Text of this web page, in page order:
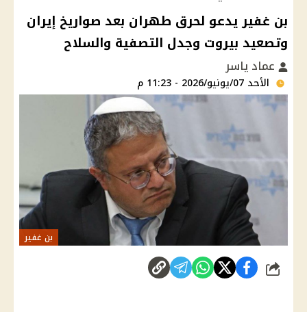
بن غفير يدعو لحرق طهران بعد صواريخ إيران
وتصعيد بيروت وجدل التصفية والسلاح
عماد ياسر
الأحد 07/يونيو/2026 - 11:23 م
بن غفير
شارك